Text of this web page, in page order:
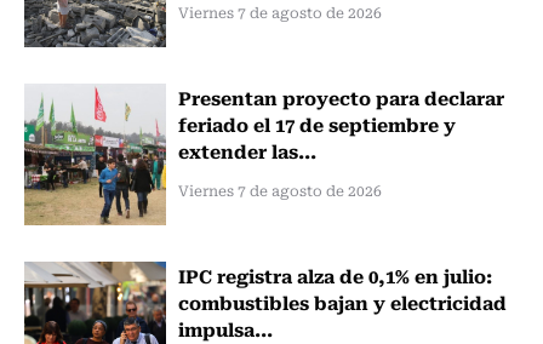
Viernes 7 de agosto de 2026
Presentan proyecto para declarar
feriado el 17 de septiembre y
extender las...
Viernes 7 de agosto de 2026
IPC registra alza de 0,1% en julio:
combustibles bajan y electricidad
impulsa...